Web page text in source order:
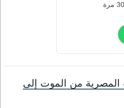
مرة
من الموت إلى